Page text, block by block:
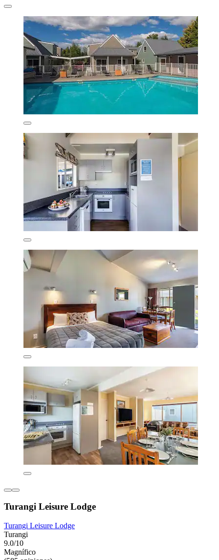
Turangi Leisure Lodge
Turangi Leisure Lodge
Turangi
9.0/10
Magnífico